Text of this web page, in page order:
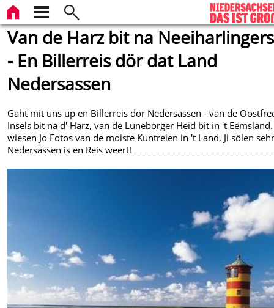
Van de Harz bit na
- En Billerreis dör dat Land
Nedersassen
Gaht mit uns up en Billerreis dör Nedersassen - van de
Insels bit na d' Harz, van de Lünebörger Heid bit in 't
wiesen Jo Fotos van de moiste Kuntreien in 't Land. Ji sölen
Nedersassen is en Reis weert!